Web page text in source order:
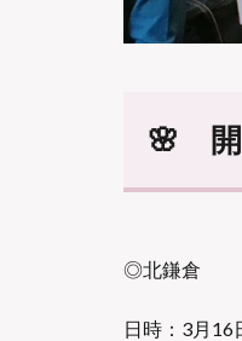
🌸 開
◎北鎌倉
日時：3月16